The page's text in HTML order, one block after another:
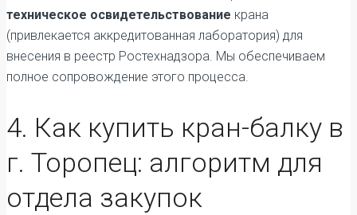
техническое освидетельствование крана
(привлекается аккредитованная лаборатория) для
внесения в реестр Ростехнадзора. Мы обеспечиваем
полное сопровождение этого процесса.
4. Как купить кран-балку в
г. Торопец: алгоритм для
отдела закупок